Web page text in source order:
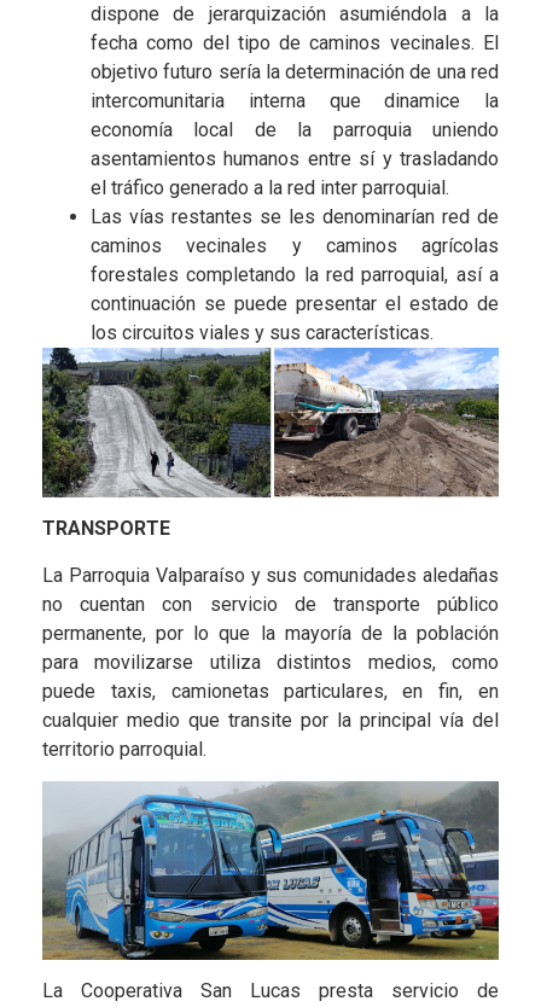
dispone de jerarquización asumiéndola a la
fecha como del tipo de caminos vecinales. El
objetivo futuro sería la determinación de una red
intercomunitaria interna que dinamice la
economía local de la parroquia uniendo
asentamientos humanos entre sí y trasladando
el tráfico generado a la red inter parroquial.
Las vías restantes se les denominarían red de
caminos vecinales y caminos agrícolas
forestales completando la red parroquial, así a
continuación se puede presentar el estado de
los circuitos viales y sus características.
TRANSPORTE
La Parroquia Valparaíso y sus comunidades aledañas
no cuentan con servicio de transporte público
permanente, por lo que la mayoría de la población
para movilizarse utiliza distintos medios, como
puede taxis, camionetas particulares, en fin, en
cualquier medio que transite por la principal vía del
territorio parroquial.
La Cooperativa San Lucas presta servicio de